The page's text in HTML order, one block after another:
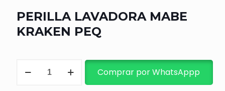
PERILLA LAVADORA MABE
KRAKEN PEQ
LAVADORA
Comprar por WhatsAppp